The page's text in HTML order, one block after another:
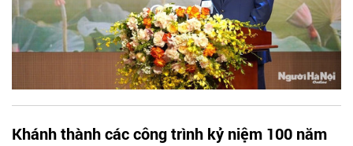
Khánh thành các công trình kỷ niệm 100 năm